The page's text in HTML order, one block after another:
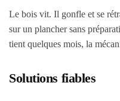
Le bois vit. Il gonfle et se
sur un plancher sans
tient quelques mois, la
Solutions fiables